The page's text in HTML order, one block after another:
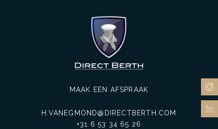
MAAK EEN AFSPRAAK
H.VANEGMOND@DIRECTBERTH.COM
+31 6 53 34 65 26